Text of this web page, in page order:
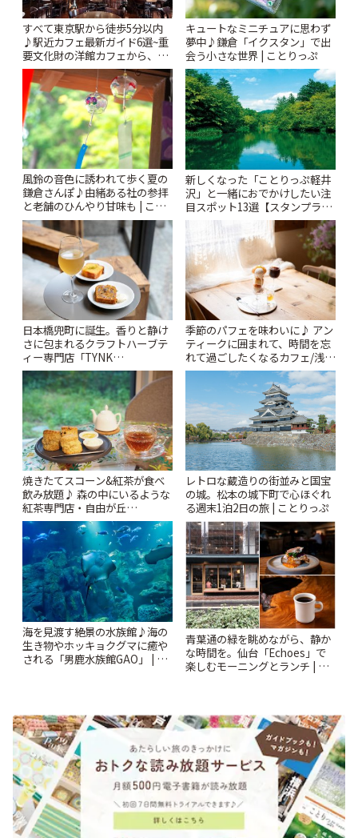
すべて東京駅から徒歩5分以内
♪駅近カフェ最新ガイド6選~重
要文化財の洋館カフェから、改
札すぐのレトロ喫茶まで~ | こと
りっぷ
キュートなミニチュアに思わず
夢中♪鎌倉「イクスタン」で出
会う小さな世界 | ことりっぷ
風鈴の音色に誘われて歩く夏の
鎌倉さんぽ♪由緒ある社の参拝
と老舗のひんやり甘味も | こと
りっぷ
新しくなった「ことりっぷ軽井
沢」と一緒におでかけしたい注
目スポット13選【スタンプラリ
ー開催中】 | ことりっぷ
日本橋兜町に誕生。香りと静け
さに包まれるクラフトハーブテ
ィー専門店「TYNK
Kabutocho」 | ことりっぷ
季節のパフェを味わいに♪ アン
ティークに囲まれて、時間を忘
れて過ごしたくなるカフェ/浅草
「annorum cafe」 | ことりっぷ
焼きたてスコーン&紅茶が食べ
飲み放題♪ 森の中にいるような
紅茶専門店・自由が丘
「YOTSUBA TEA」でのんびり
時間 | ことりっぷ
レトロな蔵造りの街並みと国宝
の城。松本の城下町で心ほぐれ
る週末1泊2日の旅 | ことりっぷ
海を見渡す絶景の水族館♪海の
生き物やホッキョクグマに癒や
される「男鹿水族館GAO」 | こ
青葉通の緑を眺めながら、静か
な時間を。仙台「Echoes」で
楽しむモーニングとランチ | こ